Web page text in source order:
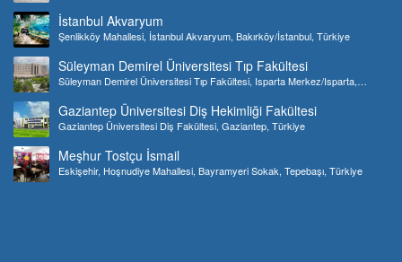
İstanbul Akvaryum
Şenlikköy Mahallesi, İstanbul Akvaryum, Bakırköy/İstanbul, Türkiye
Süleyman Demirel Üniversitesi Tıp Fakültesi
Süleyman Demirel Üniversitesi Tıp Fakültesi, Isparta Merkez/Isparta,
Gaziantep Üniversitesi Diş Hekimliği Fakültesi
Gaziantep Üniversitesi Diş Fakültesi, Gaziantep, Türkiye
Meşhur Tostçu İsmail
Eskişehir, Hoşnudiye Mahallesi, Bayramyeri Sokak, Tepebaşı, Türkiye